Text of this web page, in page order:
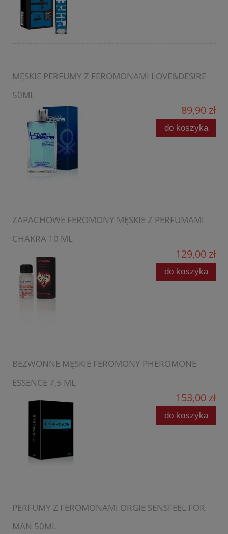
MĘSKIE PERFUMY Z FEROMONAMI LOVE&DESIRE
50ML
89,90 zł
do koszyka
ZAPACHOWE FEROMONY MĘSKIE Z PERFUMAMI
CHAKRA 10 ML
129,00 zł
do koszyka
BEZWONNE MĘSKIE FEROMONY PHEROMONE
ESSENCE 7,5 ML
153,00 zł
do koszyka
PERFUMY Z FEROMONAMI ORGIE SENSFEEL FOR
MAN 50ML